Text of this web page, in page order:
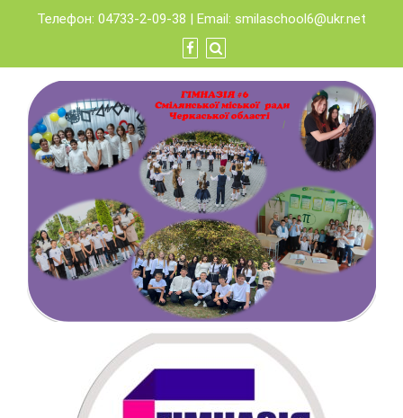
content
Телефон: 04733-2-09-38 | Email: smilaschool6@ukr.net